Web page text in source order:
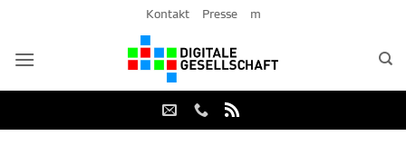
springen
Kontakt Presse m